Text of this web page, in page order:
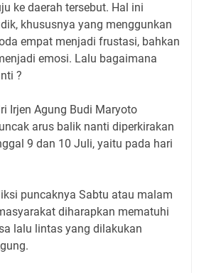
ke daerah tersebut. Hal ini
khususnya yang menggunkan
empat menjadi frustasi, bahkan
emosi. Lalu bagaimana
?
Irjen Agung Budi Maryoto
arus balik nanti diperkirakan
9 dan 10 Juli, yaitu pada hari
puncaknya Sabtu atau malam
diharapkan mematuhi
lalu lintas yang dilakukan